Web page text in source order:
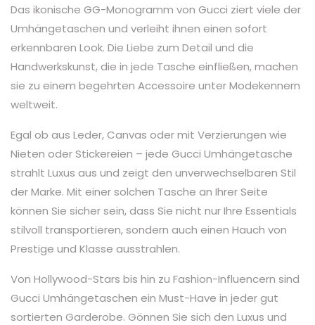
Das ikonische GG-Monogramm von Gucci ziert viele der
Umhängetaschen und verleiht ihnen einen sofort
erkennbaren Look. Die Liebe zum Detail und die
Handwerkskunst, die in jede Tasche einfließen, machen
sie zu einem begehrten Accessoire unter Modekennern
weltweit.
Egal ob aus Leder, Canvas oder mit Verzierungen wie
Nieten oder Stickereien – jede Gucci Umhängetasche
strahlt Luxus aus und zeigt den unverwechselbaren Stil
der Marke. Mit einer solchen Tasche an Ihrer Seite
können Sie sicher sein, dass Sie nicht nur Ihre Essentials
stilvoll transportieren, sondern auch einen Hauch von
Prestige und Klasse ausstrahlen.
Von Hollywood-Stars bis hin zu Fashion-Influencern sind
Gucci Umhängetaschen ein Must-Have in jeder gut
sortierten Garderobe. Gönnen Sie sich den Luxus und